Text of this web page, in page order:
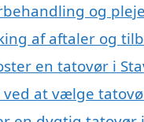
og pleje
af aftaler og
en tatovør i
ved at vælge